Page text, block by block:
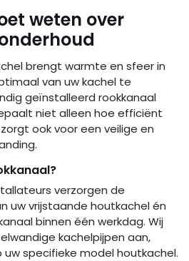
weten over
brengt warmte en sfeer in
van uw kachel te
geïnstalleerd rookkanaal
niet alleen hoe efficiënt
ook voor een veilige en
verzorgen de
uw vrijstaande houtkachel én
binnen één werkdag. Wij
kachelpijpen aan,
specifieke model houtkachel.